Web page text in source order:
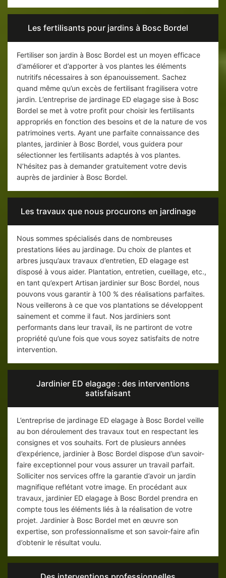
Les fertilisants pour jardins à Bosc Bordel
Fertiliser son jardin à Bosc Bordel est un moyen efficace
d’améliorer et d’apporter à vos plantes les éléments
nutritifs nécessaires à son épanouissement. Sachez
quand même qu’un excès de fertilisant fragilisera votre
jardin. L’entreprise de jardinage ED elagage sise à Bosc
Bordel se met à votre profit pour choisir les fertilisants
appropriés en fonction des besoins et de la nature de vos
patrimoines verts. Ayant une parfaite connaissance des
plantes, jardinier à Bosc Bordel, vous guidera pour
sélectionner les fertilisants adaptés à vos plantes.
N’hésitez pas à demander gratuitement votre devis
auprès de jardinier à Bosc Bordel.
Les travaux que nous procurons en jardinage
Nous sommes spécialisés dans de nombreuses
prestations liées au jardinage. Du choix de plantes et
arbres jusqu’aux travaux d’entretien, ED elagage est
disposé à vous aider. Plantation, entretien, cueillage, etc.,
en tant qu’expert Artisan jardinier sur Bosc Bordel, nous
pouvons vous garantir à 100 % des réalisations parfaites.
Nous veillerons à ce que vos plantations se développent
sainement et comme il faut. Nos jardiniers sont
performants dans leur travail, ils ne partiront de votre
propriété qu’une fois que vous soyez satisfaits de notre
intervention.
Jardinier ED elagage : des interventions
satisfaisant
L’entreprise de jardinage ED elagage à Bosc Bordel veille
au bon déroulement des travaux tout en respectant les
consignes et vos souhaits. Fort de plusieurs années
d’expérience, jardinier à Bosc Bordel dispose d’un savoir-
faire exceptionnel pour vous assurer un travail parfait.
Solliciter nos services offre la garantie d’avoir un jardin
magnifique reflétant votre image. En procédant aux
travaux, jardinier ED elagage à Bosc Bordel prendra en
compte tous les éléments liés à la réalisation de votre
projet. Jardinier à Bosc Bordel met en œuvre son
expertise, son professionnalisme et son savoir-faire afin
d’obtenir le résultat voulu.